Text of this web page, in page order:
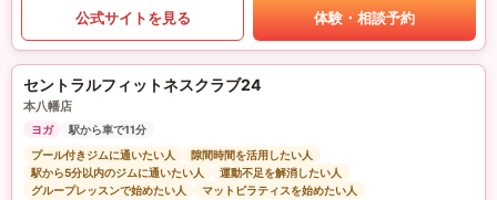
公式サイトを見る 体験・相談予約
セントラルフィットネスクラブ24
本八幡店
ヨガ
駅から車で11分
プール付きジムに通いたい人
隙間時間を活用したい人
駅から5分以内のジムに通いたい人
運動不足を解消したい人
グループレッスンで始めたい人
マットピラティスを始めたい人